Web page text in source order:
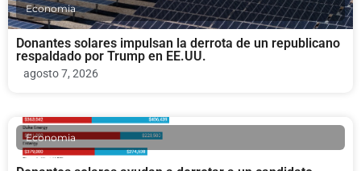
Economia
Donantes solares impulsan la derrota de un republicano
respaldado por Trump en EE.UU.
agosto 7, 2026
Economia